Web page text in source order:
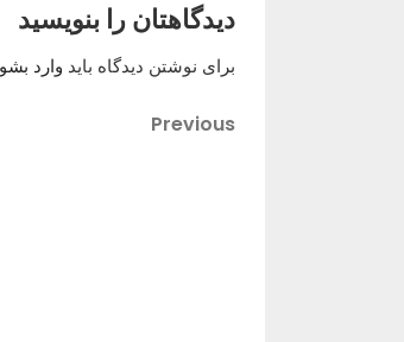
دیدگاهتان را بنویسید
برای نوشتن دیدگاه باید وارد
راهبری
Previous
Previous